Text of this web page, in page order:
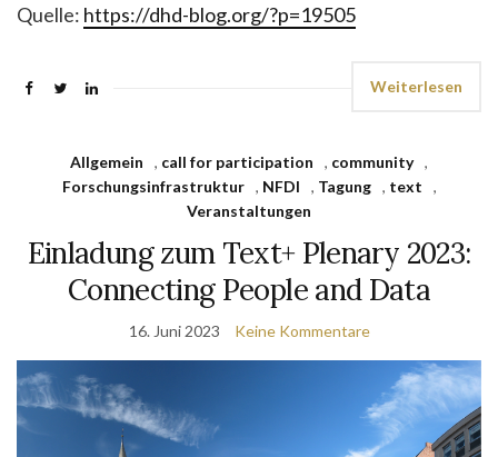
Quelle: https://dhd-blog.org/?p=19505
Weiterlesen
Allgemein , call for participation , community ,
Forschungsinfrastruktur
, NFDI , Tagung , text
,
Veranstaltungen
Einladung zum Text+ Plenary 2023:
Connecting People and Data
16. Juni 2023 Keine Kommentare